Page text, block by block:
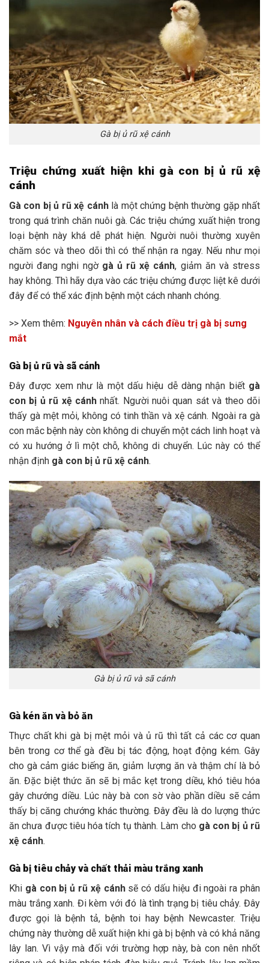
Gà bị ủ rũ xệ cánh
Triệu chứng xuất hiện khi gà con bị ủ rũ xệ
cánh
Gà con bị ủ rũ xệ cánhlà một chứng bệnh thường gặp nhất
trong quá trình chăn nuôi gà. Các triệu chứng xuất hiện trong
loại bệnh này khá dễ phát hiện. Người nuôi thường xuyên
chăm sóc và theo dõi thì có thể nhận ra ngay. Nếu như mọi
người đang nghi ngờ gà ủ rũ xệ cánh, giảm ăn và stress
hay không. Thì hãy dựa vào các triệu chứng được liệt kê dưới
đây để có thể xác định bệnh một cách nhanh chóng.
>> Xem thêm: Nguyên nhân và cách điều trị gà bị sưng
mắt
Gà bị ủ rũ và sã cánh
Đây được xem như là một dấu hiệu dễ dàng nhận biết gà
con bị ủ rũ xệ cánhnhất. Người nuôi quan sát và theo dõi
thấy gà mệt mỏi, không có tinh thần và xệ cánh. Ngoài ra gà
con mắc bệnh này còn không di chuyển một cách linh hoạt và
có xu hướng ở lì một chỗ, không di chuyển. Lúc này có thể
nhận định gà con bị ủ rũ xệ cánh.
Gà bị ủ rũ và sã cánh
Gà kén ăn và bỏ ăn
Thực chất khi gà bị mệt mỏi và ủ rũ thì tất cả các cơ quan
bên trong cơ thể gà đều bị tác động, hoạt động kém. Gây
cho gà cảm giác biếng ăn, giảm lượng ăn và thậm chí là bỏ
ăn. Đặc biệt thức ăn sẽ bị mắc kẹt trong diều, khó tiêu hóa
gây chướng diều. Lúc này bà con sờ vào phần diều sẽ cảm
thấy bị căng chướng khác thường. Đây đều là do lượng thức
ăn chưa được tiêu hóa tích tụ thành. Làm cho gà con bị ủ rũ
xệ cánh.
Gà bị tiêu chảy và chất thải màu trắng xanh
Khi gà con bị ủ rũ xệ cánhsẽ có dấu hiệu đi ngoài ra phân
màu trắng xanh. Đi kèm với đó là tình trạng bị tiêu chảy. Đây
được gọi là bệnh tả, bệnh toi hay bệnh Newcaster. Triệu
chứng này thường dễ xuất hiện khi gà bị bệnh và có khả năng
lây lan. Vì vậy mà đối với trường hợp này, bà con nên nhốt